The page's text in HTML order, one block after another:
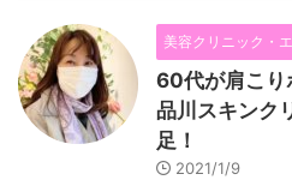
美容クリニック・
60代が肩こり
品川スキンク
足！
2021/1/9